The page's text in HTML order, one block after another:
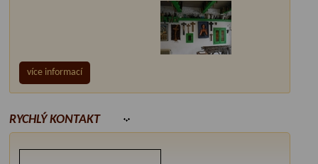
více informací
RYCHLÝ KONTAKT